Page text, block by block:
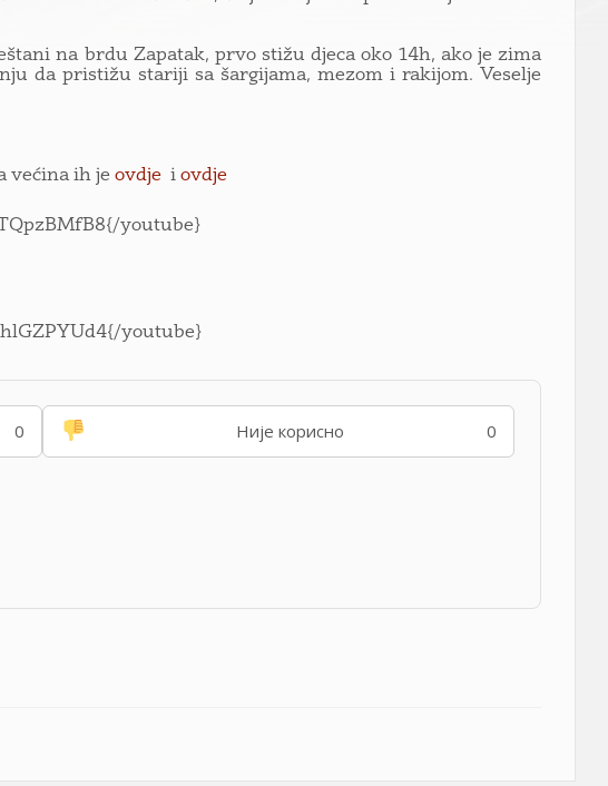
na brdu Zapatak, prvo stižu djeca oko 14h, ako je zima
da pristižu stariji sa šargijama, mezom i rakijom. Veselje
većina ih jeovdje iovdje
youtube}
youtube}
0 Није корисно 0